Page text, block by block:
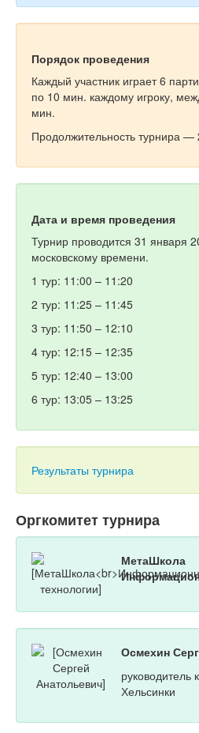
Порядок проведения
Каждый участник играет 6
по 10 мин. каждому игроку,
мин.
Продолжительность турнира —
Дата и время проведения
Турнир проводится 31 января
московскому времени.
1 тур: 11:00 – 11:20
2 тур: 11:25 – 11:45
3 тур: 11:50 – 12:10
4 тур: 12:15 – 12:35
5 тур: 12:40 – 13:00
6 тур: 13:05 – 13:25
Результаты турнира
Оргкомитет турнира
МетаШкола
Осмехин
руководитель
Хельсинки